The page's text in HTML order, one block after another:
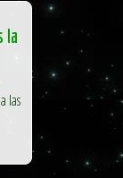
la
las